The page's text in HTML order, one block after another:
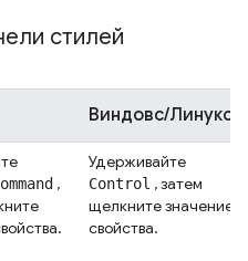
стилей
Виндовс/Линукс
,
Удерживайте
Control , затем
щелкните значение
свойства.